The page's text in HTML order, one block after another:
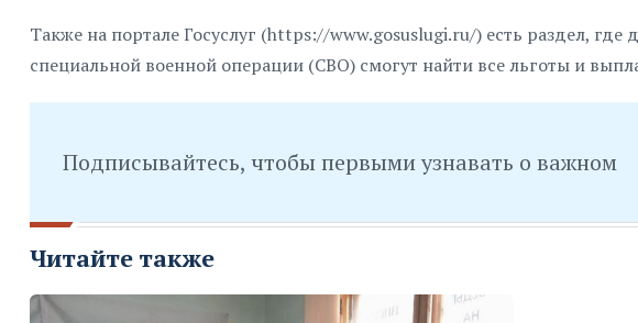
Также на портале Госуслуг (https://www.gosuslugi.ru/) есть раздел,
специальной военной операции (СВО) смогут найти все льготы и
Подписывайтесь, чтобы первыми узнавать о важном
Читайте также